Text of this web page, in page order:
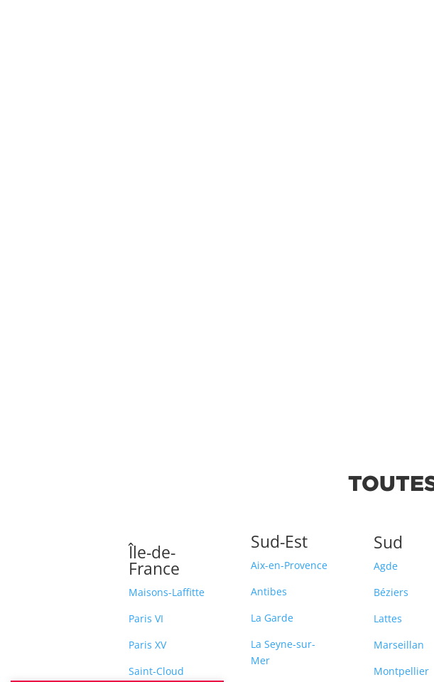
Île-de-
France
Maisons-Laffitte
Paris VI
Paris XV
Saint-Cloud
Sud-Est
Aix-en-Provence
Antibes
La Garde
La Seyne-sur-
Mer
Sud
Agde
Béziers
Lattes
Marseillan
Montpellier